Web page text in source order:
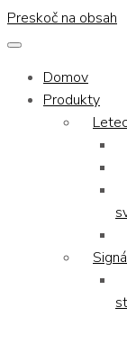
Preskoč na obsah
Domov
Produkty